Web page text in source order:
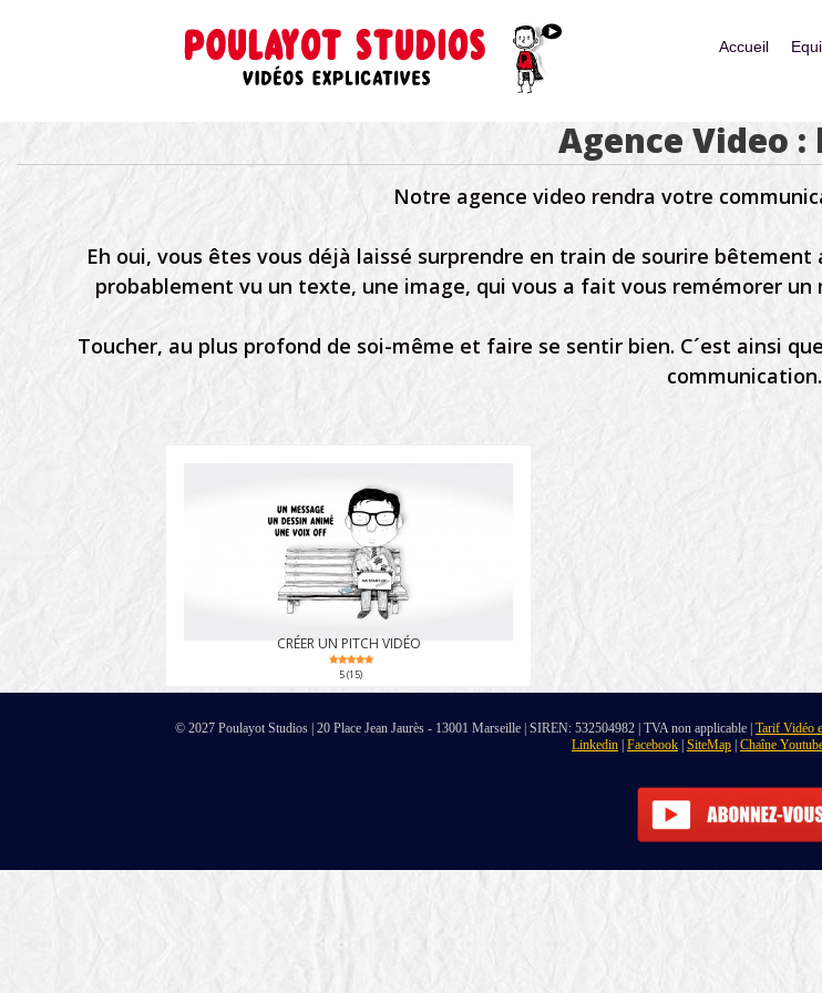
Menu
Accueil
Agence Video :
Notre agence video rendra votre
Eh oui, vous êtes vous déjà laissé surprendre en train de sourire
probablement vu un texte, une image, qui vous a fait vous remémorer
Toucher, au plus profond de soi-même et faire se sentir bien. C´est ainsi
communication.
CRÉER UN PITCH VIDÉO
5 (15)
© 2027 Poulayot Studios | 20 Place Jean Jaurès - 13001 Marseille | SIREN: 532504982 | TVA non applicable | Tarif Vidéo
Linkedin | Facebook | SiteMap | Chaîne